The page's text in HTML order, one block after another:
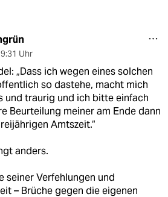
Uhr
„Dass ich wegen eines solchen
so dastehe, macht mich
und traurig und ich bitte einfach
Beurteilung meiner am Ende dann
Amtszeit.“
anders.
seiner Verfehlungen und
– Brüche gegen die eigenen